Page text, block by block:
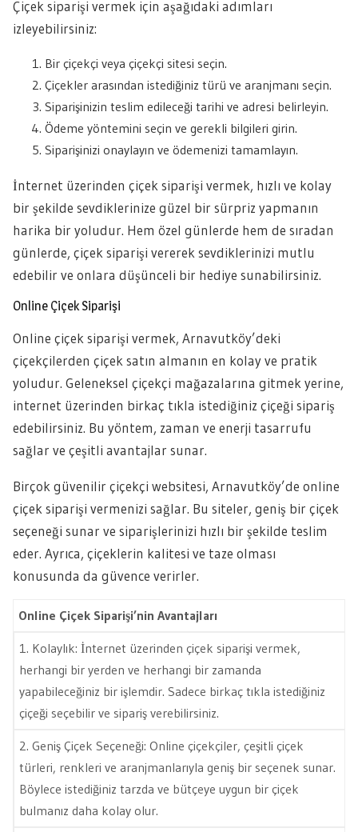
Çiçek siparişi vermek için aşağıdaki adımları
izleyebilirsiniz:
Bir çiçekçi veya çiçekçi sitesi seçin.
Çiçekler arasından istediğiniz türü ve aranjmanı seçin.
Siparişinizin teslim edileceği tarihi ve adresi belirleyin.
Ödeme yöntemini seçin ve gerekli bilgileri girin.
Siparişinizi onaylayın ve ödemenizi tamamlayın.
İnternet üzerinden çiçek siparişi vermek, hızlı ve kolay
bir şekilde sevdiklerinize güzel bir sürpriz yapmanın
harika bir yoludur. Hem özel günlerde hem de sıradan
günlerde, çiçek siparişi vererek sevdiklerinizi mutlu
edebilir ve onlara düşünceli bir hediye sunabilirsiniz.
Online Çiçek Siparişi
Online çiçek siparişi vermek, Arnavutköy’deki
çiçekçilerden çiçek satın almanın en kolay ve pratik
yoludur. Geleneksel çiçekçi mağazalarına gitmek yerine,
internet üzerinden birkaç tıkla istediğiniz çiçeği sipariş
edebilirsiniz. Bu yöntem, zaman ve enerji tasarrufu
sağlar ve çeşitli avantajlar sunar.
Birçok güvenilir çiçekçi websitesi, Arnavutköy’de online
çiçek siparişi vermenizi sağlar. Bu siteler, geniş bir çiçek
seçeneği sunar ve siparişlerinizi hızlı bir şekilde teslim
eder. Ayrıca, çiçeklerin kalitesi ve taze olması
konusunda da güvence verirler.
Online Çiçek Siparişi’nin Avantajları
1. Kolaylık: İnternet üzerinden çiçek siparişi vermek,
herhangi bir yerden ve herhangi bir zamanda
yapabileceğiniz bir işlemdir. Sadece birkaç tıkla istediğiniz
çiçeği seçebilir ve sipariş verebilirsiniz.
2. Geniş Çiçek Seçeneği: Online çiçekçiler, çeşitli çiçek
türleri, renkleri ve aranjmanlarıyla geniş bir seçenek sunar.
Böylece istediğiniz tarzda ve bütçeye uygun bir çiçek
bulmanız daha kolay olur.